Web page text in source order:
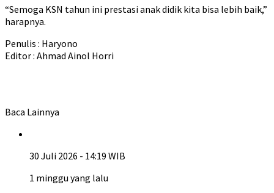
“Semoga KSN tahun ini prestasi anak didik kita bisa lebih baik,”
harapnya.
Penulis : Haryono
Editor : Ahmad Ainol Horri
Baca Lainnya
30 Juli 2026 - 14:19 WIB
1 minggu yang lalu